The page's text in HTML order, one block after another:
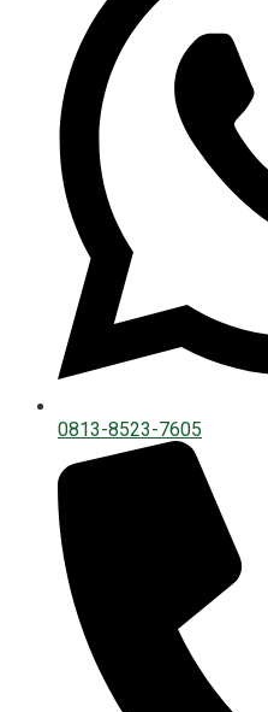
0813-8523-7605